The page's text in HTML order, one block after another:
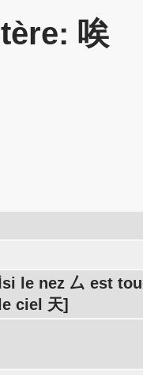
唉
le nez 厶 est
ciel 天]